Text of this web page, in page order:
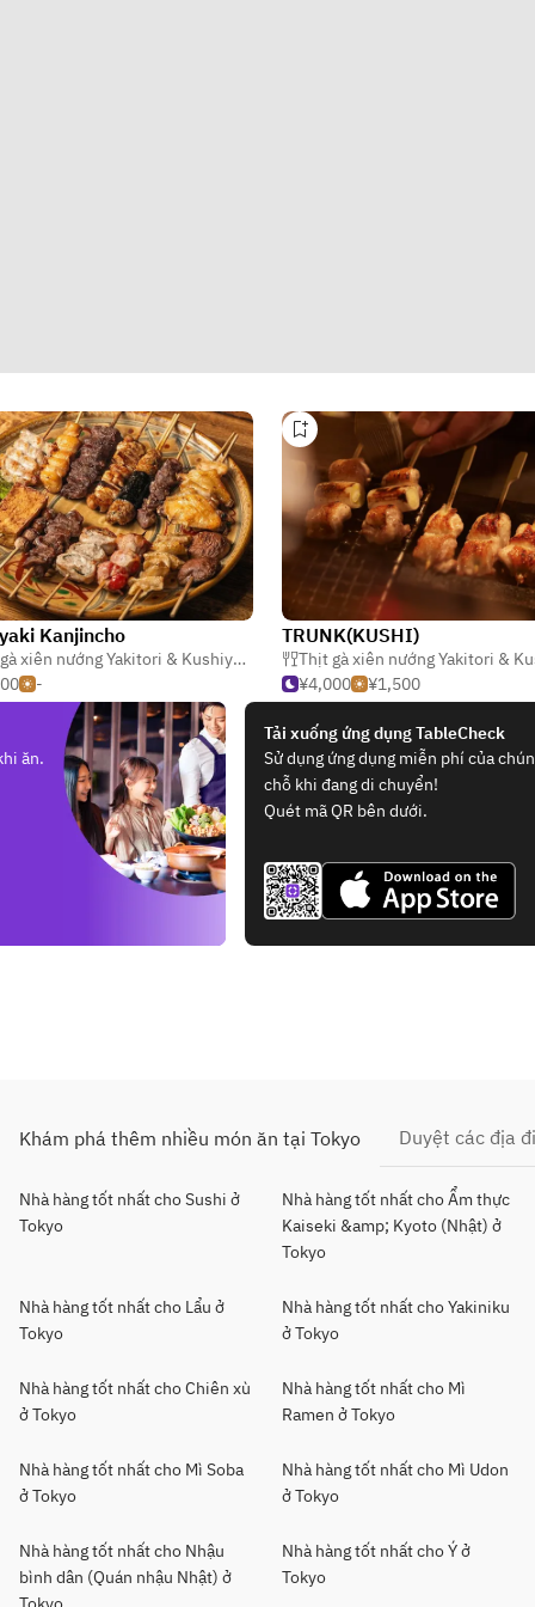
, Bar & Pub chuyên đồ ăn
Kanjincho
Thịt gà xiên nướng Yakitori & Kushiyaki
Nhật Bản
-
TRUNK(KUSHI)
¥4,000 ¥1,500
ăn.
Tải xuống ứng dụng TableCheck
Sử dụng ứng dụng miễn phí của
chỗ khi đang di chuyển!
Quét mã QR bên dưới.
Khám phá thêm nhiều món ăn tại Tokyo Duyệt các địa
Nhà hàng tốt nhất cho Sushi ở
Tokyo
Nhà hàng tốt nhất cho Ẩm thực
Kaiseki &amp; Kyoto (Nhật) ở
Tokyo
Nhà hàng tốt nhất cho Lẩu ở
Tokyo
Nhà hàng tốt nhất cho Yakiniku
ở Tokyo
Nhà hàng tốt nhất cho Chiên xù
ở Tokyo
Nhà hàng tốt nhất cho Mì
Ramen ở Tokyo
Nhà hàng tốt nhất cho Mì Soba
ở Tokyo
Nhà hàng tốt nhất cho Mì Udon
ở Tokyo
Nhà hàng tốt nhất cho Nhậu
bình dân (Quán nhậu Nhật) ở
Nhà hàng tốt nhất cho Ý ở
Tokyo